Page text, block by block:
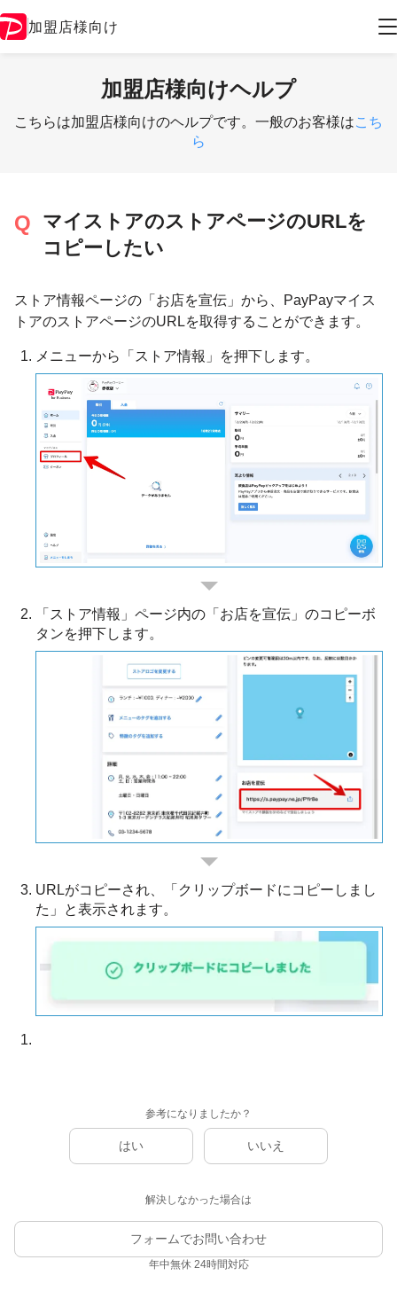
加盟店様向け
加盟店様向けヘルプ
こちらは加盟店様向けのヘルプです。一般のお客様はこち
ら
マイストアのストアページのURLを
コピーしたい
ストア情報ページの「お店を宣伝」から、PayPayマイス
トアのストアページのURLを取得することができます。
メニューから「ストア情報」を押下します。
「ストア情報」ページ内の「お店を宣伝」のコピーボ
タンを押下します。
URLがコピーされ、「クリップボードにコピーしまし
た」と表示されます。
参考になりましたか？
はい いいえ
解決しなかった場合は
フォームでお問い合わせ
年中無休 24時間対応